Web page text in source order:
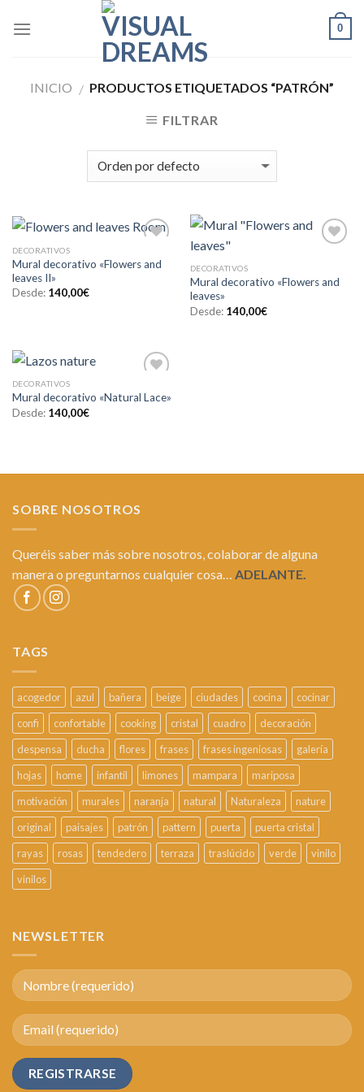
0
INICIO / PRODUCTOS ETIQUETADOS “PATRÓN”
FILTRAR
a la
DECORATIVOS
Mural decorativo «Flowers and
leaves II»
Desde: 140,00€
lista de
deseos
DECORATIVOS
Mural decorativo «Flowers and
leaves»
Desde: 140,00€
a la
DECORATIVOS
Mural decorativo «Natural Lace»
Desde: 140,00€
SOBRE NOSOTROS
Queréis saber más sobre nosotros, colaborar de alguna
manera o preguntarnos cualquier cosa… ADELANTE.
TAGS
acogedor azul bañera beige ciudades cocina
cocinar
confi
confortable cooking cristal cuadro
decoración
despensa
ducha flores frases frases ingeniosas
galería
hojas
home infantil limones mampara
mariposa
motivación
murales naranja natural Naturaleza
nature
original
paisajes patrón pattern puerta
puerta cristal
rayas
rosas tendedero terraza traslúcido verde
vinilo
vinilos
NEWSLETTER